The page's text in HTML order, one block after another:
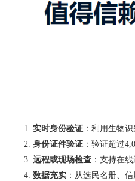
实时身份验证 ：利用生物
身份证件验证 ：验证超过
远程或现场检查 ：支持在
数据充实 ：从选民名册、